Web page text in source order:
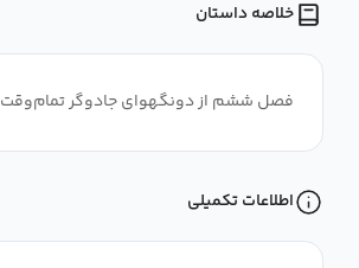
خلاصه داستان
فصل ششم از دونگهوای جادوگر تمام‌وقت
اطلاعات تکمیلی